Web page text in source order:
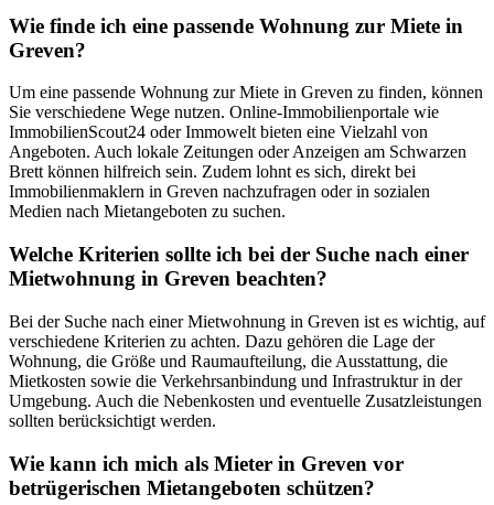
Wie finde ich eine passende Wohnung zur Miete in
Greven?
Um eine passende Wohnung zur Miete in Greven zu finden, können
Sie verschiedene Wege nutzen. Online-Immobilienportale wie
ImmobilienScout24 oder Immowelt bieten eine Vielzahl von
Angeboten. Auch lokale Zeitungen oder Anzeigen am Schwarzen
Brett können hilfreich sein. Zudem lohnt es sich, direkt bei
Immobilienmaklern in Greven nachzufragen oder in sozialen
Medien nach Mietangeboten zu suchen.
Welche Kriterien sollte ich bei der Suche nach einer
Mietwohnung in Greven beachten?
Bei der Suche nach einer Mietwohnung in Greven ist es wichtig, auf
verschiedene Kriterien zu achten. Dazu gehören die Lage der
Wohnung, die Größe und Raumaufteilung, die Ausstattung, die
Mietkosten sowie die Verkehrsanbindung und Infrastruktur in der
Umgebung. Auch die Nebenkosten und eventuelle Zusatzleistungen
sollten berücksichtigt werden.
Wie kann ich mich als Mieter in Greven vor
betrügerischen Mietangeboten schützen?